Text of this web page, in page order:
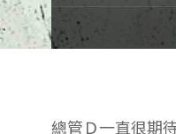
總管Ｄ一直很期